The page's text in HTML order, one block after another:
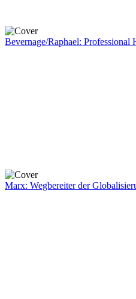
Bevernage/Raphael: Professional
Marx: Wegbereiter der